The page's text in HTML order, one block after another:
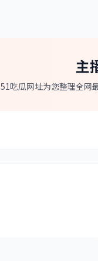
主
51吃瓜网址为您整理全网